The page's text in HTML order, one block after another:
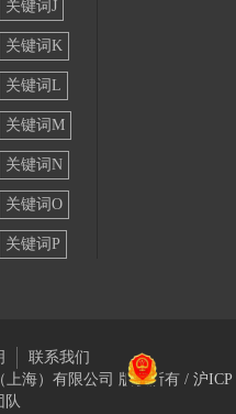
关键词J
关键词K
关键词L
关键词M
关键词N
关键词O
关键词P
联系我们
上海）有限公司 版权所有 / 沪ICP
队